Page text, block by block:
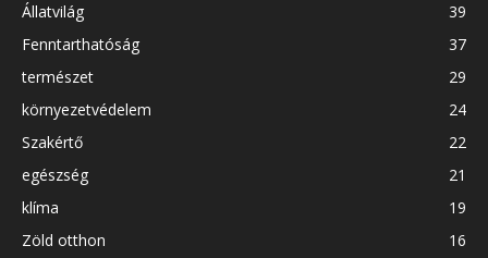
Állatvilág
39
Fenntarthatóság
37
természet
29
környezetvédelem
24
Szakértő
22
egészség
21
klíma
19
Zöld otthon
16